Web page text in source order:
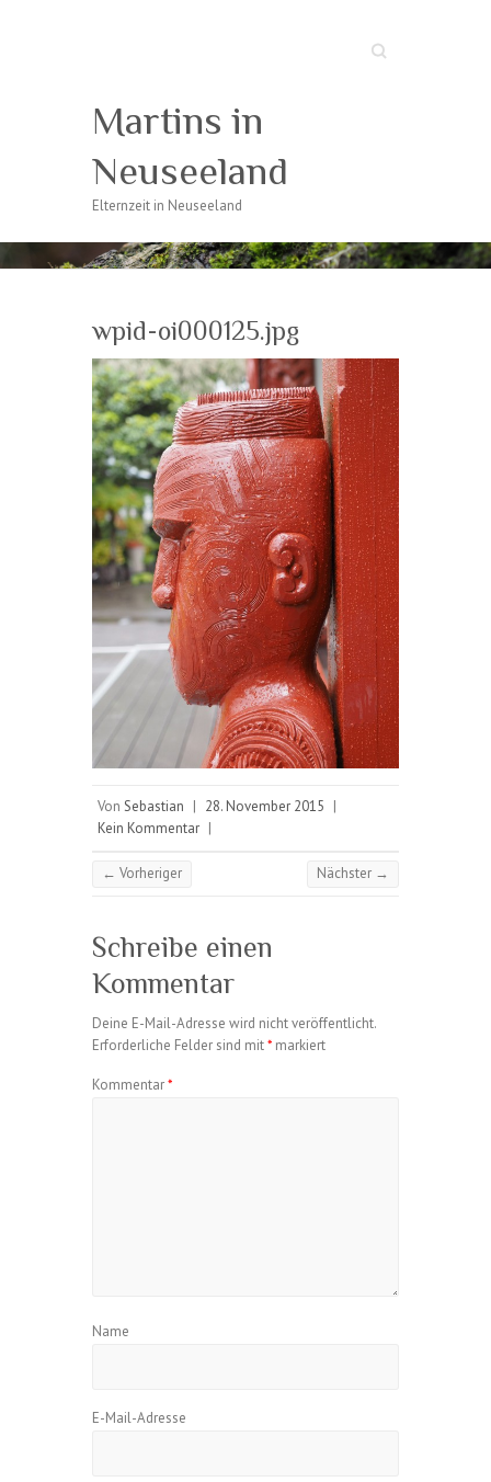
Suche
Martins in
Neuseeland
Elternzeit in Neuseeland
wpid-oi000125.jpg
Von Sebastian | 28. November 2015 |
Kein Kommentar |
← Vorheriger Nächster →
Schreibe einen
Kommentar
Deine E-Mail-Adresse wird nicht veröffentlicht.
Erforderliche Felder sind mit* markiert
Kommentar*
Name
E-Mail-Adresse